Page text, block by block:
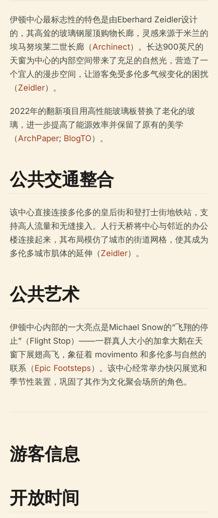
伊顿中心最标志性的特色是由Eberhard Zeidler设计
的，其高耸的玻璃钢屋顶购物长廊，灵感来源于米兰的
埃马努埃莱二世长廊（Archinect）。长达900英尺的
天窗为中心的内部空间带来了充足的自然光，营造了一
个宜人的漫步空间，让游客免受多伦多气候变化的困扰
（Zeidler）。
2022年的翻新项目用高性能玻璃板替换了老化的玻
璃，进一步提高了能源效率并保留了原有的美学
（ArchPaper; BlogTO）。
公共交通整合
该中心直接连接多伦多的皇后街和登打士街地铁站，支
持高人流量和无缝接入。人行天桥将中心与邻近的办公
楼连接起来，其布局模仿了城市的街道网格，使其成为
多伦多城市肌体的延伸（Zeidler）。
公共艺术
伊顿中心内部的一大亮点是Michael Snow的“飞翔的停
止”（Flight Stop）——一群真人大小的加拿大鹅在天
窗下展翅高飞，象征着 movimento 和多伦多与自然的
联系（Epic Footsteps）。该中心经常举办快闪展览和
季节性装置，巩固了其作为文化聚会场所的角色。
游客信息
开放时间